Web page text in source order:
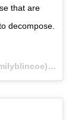
that are
decompose.
Фото опубликовано emily blincoe (@emilyblincoe)Янв 28